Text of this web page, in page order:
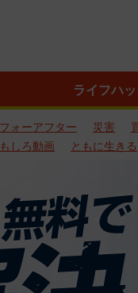
ライフハッ
ォーアフター 災害
しろ動画 ともに生きる